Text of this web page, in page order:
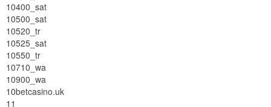
10400_sat
10500_sat
10520_tr
10525_sat
10550_tr
10710_wa
10900_wa
10betcasino.uk
11